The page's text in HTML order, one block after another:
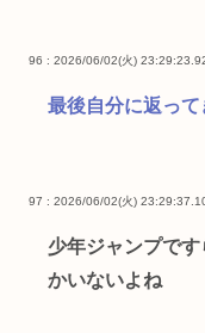
96 : 2026/06/02(火)
最後自分に返っ
97 : 2026/06/02(火)
少年ジャンプで
かいないよね